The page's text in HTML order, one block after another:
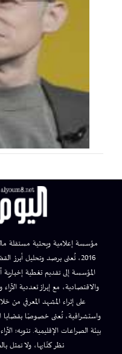
2016، تُعنى برصد وتحليل أبرز
المؤسسة إلى تقديم تغطية
والاقتصادية، مع إبراز تعددية
على إثراء المشهد المعرفي من
واستشرافية، تُعنى خصوصًا بقضايا
بيئة الصراعات الإقليمية. تنويه:
نظر كتّابها، ولا تمثل